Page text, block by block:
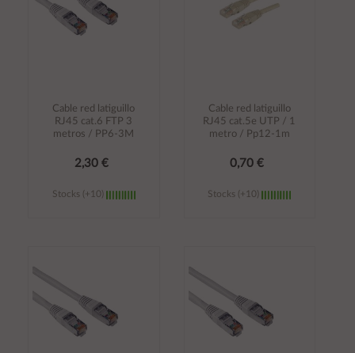
Cable red latiguillo
RJ45 cat.6 FTP 3
metros / PP6-3M
2,30 €
Stocks (+10)
Cable red latiguillo
RJ45 cat.5e UTP / 1
metro / Pp12-1m
0,70 €
Stocks (+10)